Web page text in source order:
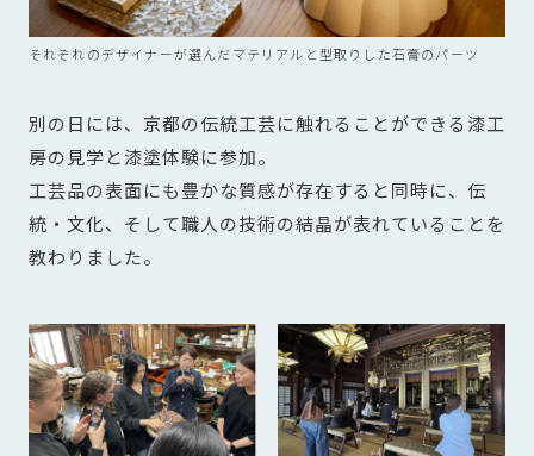
それぞれのデザイナーが選んだマテリアルと型取りした石膏のパーツ
別の日には、京都の伝統工芸に触れることができる漆工
房の見学と漆塗体験に参加。
工芸品の表面にも豊かな質感が存在すると同時に、伝
統・文化、そして職人の技術の結晶が表れていることを
教わりました。